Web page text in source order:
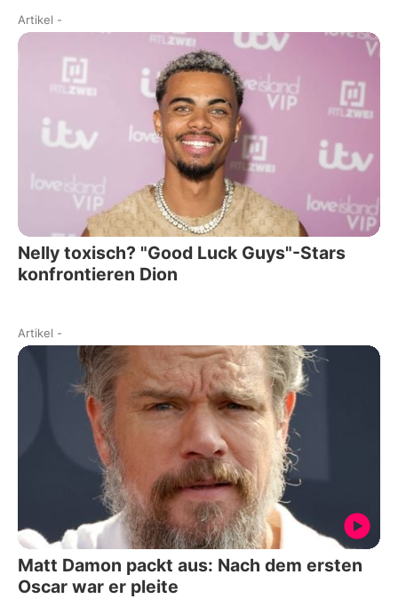
Artikel -
Nelly toxisch? "Good Luck Guys"-Stars
konfrontieren Dion
Artikel -
Matt Damon packt aus: Nach dem ersten
Oscar war er pleite